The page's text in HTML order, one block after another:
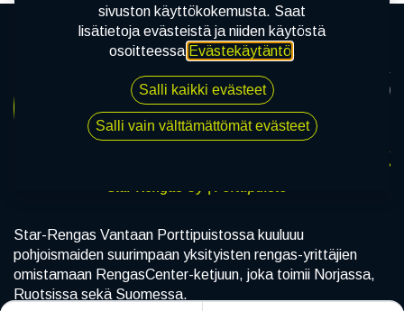
Star-Rengas Vantaan Porttipuistossa kuuluuu
pohjoismaiden suurimpaan yksityisten rengas-yrittäjien
omistamaan RengasCenter-ketjuun, joka toimii Norjassa,
Ruotsissa sekä Suomessa.
sivuston käyttökokemusta. Saat
lisätietoja evästeistä ja niiden käytöstä
osoitteessa Evästekäytäntö.
Salli kaikki evästeet
Salli vain välttämättömät evästeet